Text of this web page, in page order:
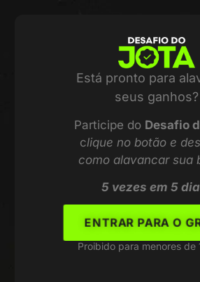
Está pronto para
seus ganhos?
Participe do Desafio
clique no botão e
como alavancar sua
5 vezes em 5
ENTRAR PARA O
Proibido para menores de